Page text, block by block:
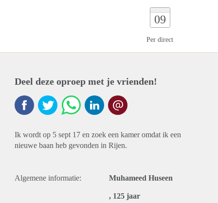
09
Per direct
Deel deze oproep met je vrienden!
Ik wordt op 5 sept 17 en zoek een kamer omdat ik een
nieuwe baan heb gevonden in Rijen.
Algemene informatie: Muhameed Huseen
, 125 jaar